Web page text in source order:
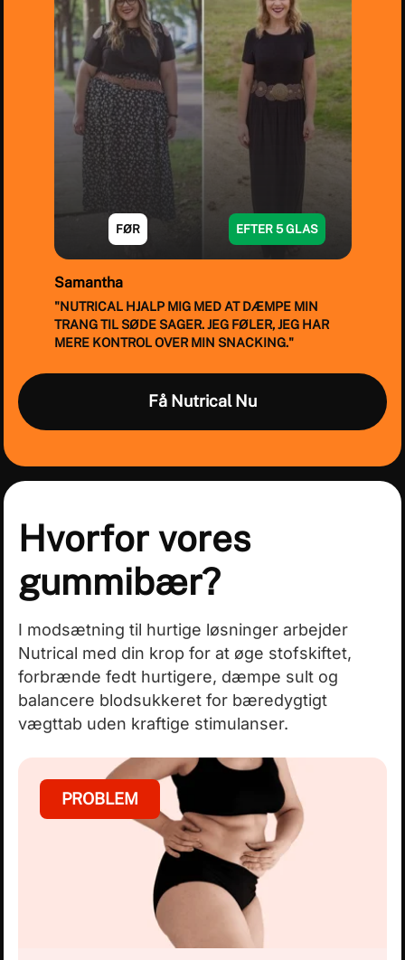
FØR EFTER 5 GLAS
Samantha
"NUTRICAL HJALP MIG MED AT DÆMPE MIN
TRANG TIL SØDE SAGER. JEG FØLER, JEG HAR
MERE KONTROL OVER MIN SNACKING."
1
of
8
Få Nutrical Nu
Hvorfor vores
gummibær?
I modsætning til hurtige løsninger arbejder
Nutrical med din krop for at øge stofskiftet,
forbrænde fedt hurtigere, dæmpe sult og
balancere blodsukkeret for bæredygtigt
vægttab uden kraftige stimulanser.
PROBLEM